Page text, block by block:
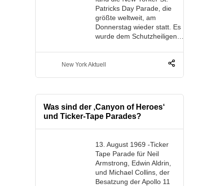
Patricks Day Parade, die
größte weltweit, am
Donnerstag wieder statt. Es
wurde dem Schutzheiligen…
New York Aktuell
Was sind der ‚Canyon of Heroes‘
und Ticker-Tape Parades?
13. August 1969 -Ticker
Tape Parade für Neil
Armstrong, Edwin Aldrin,
und Michael Collins, der
Besatzung der Apollo 11